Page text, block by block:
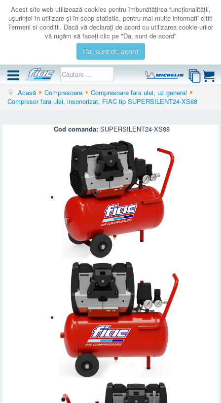
Acest site web utilizează cookies pentru îmbunătăţirea funcţionalităţii,
uşurinţei în utilizare şi în scop statistic, pentru mai multe informatii cititi
Termeni si conditii. Dacă vă declaraţi de acord cu utilizarea cookie-urilor
vă rugăm să faceţi clic pe "Da, sunt de acord"
Da, sunt de acord
COMPRESOARE
PRODUSE NOI
Acasă Compresoare
Compresoare fara ulei, uz general
Compresor fara ulei, insonorizat, FIAC tip SUPERSILENT24-XS88
Cod comanda: SUPERSILENT24-XS88